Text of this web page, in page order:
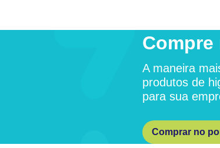
Compre
A maneira
produtos de
para sua
Comprar no